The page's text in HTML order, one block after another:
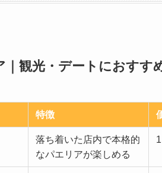
｜観光・デートにおすす
特徴
落ち着いた店内で本格的
なパエリアが楽しめる